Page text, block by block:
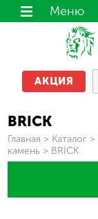
АКЦИЯ
Меню
BRICK
Вы здесь
Главная > Каталог >
камень > BRICK